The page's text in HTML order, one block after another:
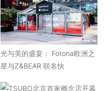
光与美的盛宴： Fotona欧洲之
星与Z&BEAR 联名快